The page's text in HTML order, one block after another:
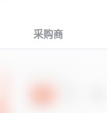
采购商